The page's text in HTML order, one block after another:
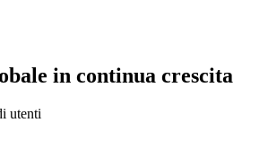
in continua crescita
utenti